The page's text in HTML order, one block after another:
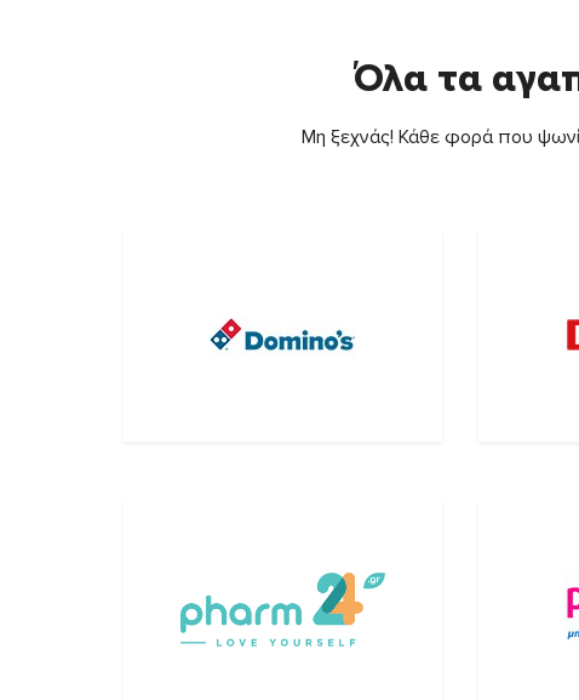
Όλα τα
Μη ξεχνάς! Κάθε φορά που